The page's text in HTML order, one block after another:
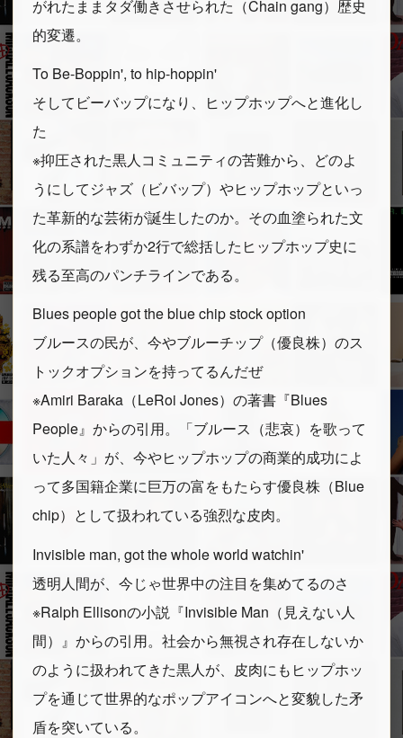
がれたままタダ働きさせられた（Chain gang）歴史
的変遷。
To Be-Boppin', to hip-hoppin'
そしてビーバップになり、ヒップホップへと進化し
た
※抑圧された黒人コミュニティの苦難から、どのよ
うにしてジャズ（ビバップ）やヒップホップといっ
た革新的な芸術が誕生したのか。その血塗られた文
化の系譜をわずか2行で総括したヒップホップ史に
残る至高のパンチラインである。
Blues people got the blue chip stock option
ブルースの民が、今やブルーチップ（優良株）のス
トックオプションを持ってるんだぜ
※Amiri Baraka（LeRoi Jones）の著書『Blues
People』からの引用。「ブルース（悲哀）を歌って
いた人々」が、今やヒップホップの商業的成功によ
って多国籍企業に巨万の富をもたらす優良株（Blue
chip）として扱われている強烈な皮肉。
Invisible man, got the whole world watchin'
透明人間が、今じゃ世界中の注目を集めてるのさ
※Ralph Ellisonの小説『Invisible Man（見えない人
間）』からの引用。社会から無視され存在しないか
のように扱われてきた黒人が、皮肉にもヒップホッ
プを通じて世界的なポップアイコンへと変貌した矛
盾を突いている。